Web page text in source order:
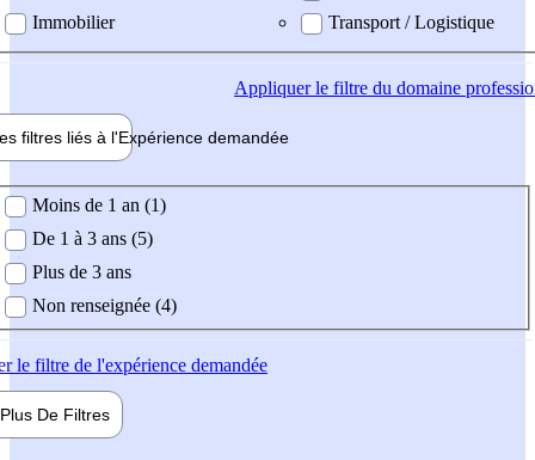
Immobilier
Transport / Logistique
Appliquerle filtre du domaine
filtres liés à l'Expérience demandée
demandée
Moins de 1 an (1)
De 1 à 3 ans (5)
Plus de 3 ans
Non renseignée (4)
le filtre de l'expérience demandée
Plus De Filtres